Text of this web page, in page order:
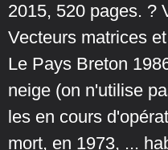
2015, 520 pages. ?
Vecteurs matrices
Le Pays Breton
neige (on n'utilise
les en cours
mort, en 1973, ...